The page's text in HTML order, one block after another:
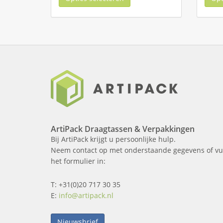
ArtiPack Draagtassen & Verpakkingen
Bij ArtiPack krijgt u persoonlijke hulp.
Neem contact op met onderstaande gegevens of
het formulier in:
T: +31(0)20 717 30 35
E: info@artipack.nl